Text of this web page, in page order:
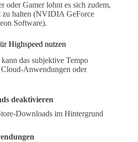
oder Gamer lohnt es sich zudem,
zu halten (NVIDIA GeForce
Software).
Highspeed nutzen
das subjektive Tempo
Cloud-Anwendungen oder
deaktivieren
Downloads im Hintergrund